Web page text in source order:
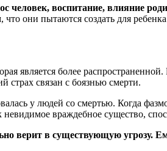
человек, воспитание, влияние
они пытаются создать для
является более
страх связан с боязнью смерти.
у людей со смертью. Когда
враждебное существо,
верит в существующую угрозу.